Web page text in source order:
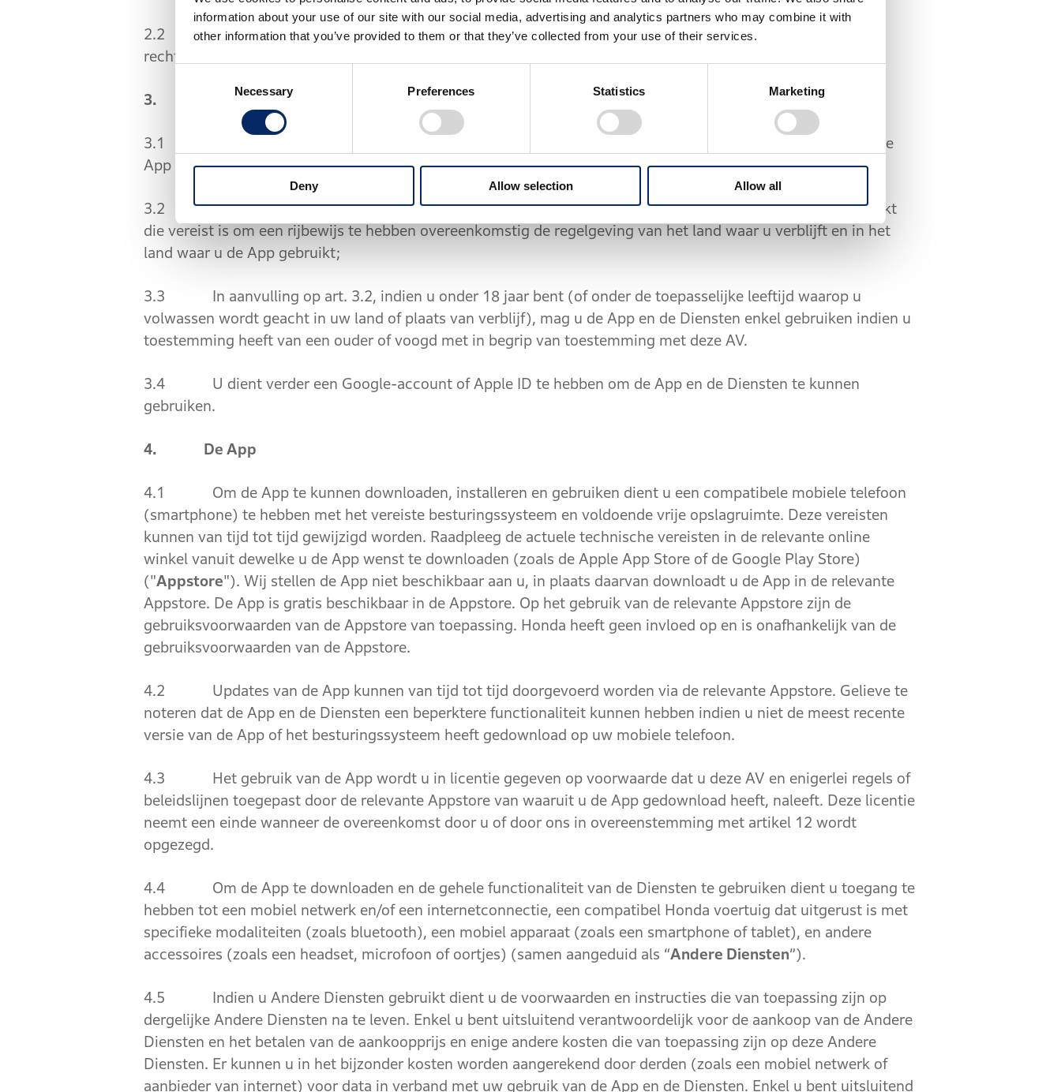
information about your use of our site with our social media, advertising and analytics partners who may combine it with
other information that you’ve provided to them or that they’ve collected from your use of their services.
Necessary Preferences Statistics Marketing
Deny Allow selection Allow all
2.2 Deze AV doen geen afbreuk aan de wettelijke rechten die u heeft ingevolge het dwingend nationaal
recht van uw verblijfplaats, zoals de toepasselijke consumentenwetgeving.
3. Gebruiksvoorwaarden
3.1 Enkel personen met een wettelijk verblijfrecht in België of Luxemburg kunnen gebruik maken van de
App en de Diensten.
3.2 Om de App en de Diensten te gebruiken moet u verder minstens de wettelijke leeftijd hebben bereikt
die vereist is om een rijbewijs te hebben overeenkomstig de regelgeving van het land waar u verblijft en in het
land waar u de App gebruikt;
3.3 In aanvulling op art. 3.2, indien u onder 18 jaar bent (of onder de toepasselijke leeftijd waarop u
volwassen wordt geacht in uw land of plaats van verblijf), mag u de App en de Diensten enkel gebruiken indien u
toestemming heeft van een ouder of voogd met in begrip van toestemming met deze AV.
3.4 U dient verder een Google-account of Apple ID te hebben om de App en de Diensten te kunnen
gebruiken.
4. De App
4.1 Om de App te kunnen downloaden, installeren en gebruiken dient u een compatibele mobiele telefoon
(smartphone) te hebben met het vereiste besturingssysteem en voldoende vrije opslagruimte. Deze vereisten
kunnen van tijd tot tijd gewijzigd worden. Raadpleeg de actuele technische vereisten in de relevante online
winkel vanuit dewelke u de App wenst te downloaden (zoals de Apple App Store of de Google Play Store)
("Appstore"). Wij stellen de App niet beschikbaar aan u, in plaats daarvan downloadt u de App in de relevante
Appstore. De App is gratis beschikbaar in de Appstore. Op het gebruik van de relevante Appstore zijn de
gebruiksvoorwaarden van de Appstore van toepassing. Honda heeft geen invloed op en is onafhankelijk van de
gebruiksvoorwaarden van de Appstore.
4.2 Updates van de App kunnen van tijd tot tijd doorgevoerd worden via de relevante Appstore. Gelieve te
noteren dat de App en de Diensten een beperktere functionaliteit kunnen hebben indien u niet de meest recente
versie van de App of het besturingssysteem heeft gedownload op uw mobiele telefoon.
4.3 Het gebruik van de App wordt u in licentie gegeven op voorwaarde dat u deze AV en enigerlei regels of
beleidslijnen toegepast door de relevante Appstore van waaruit u de App gedownload heeft, naleeft. Deze licentie
neemt een einde wanneer de overeenkomst door u of door ons in overeenstemming met artikel 12 wordt
opgezegd.
4.4 Om de App te downloaden en de gehele functionaliteit van de Diensten te gebruiken dient u toegang te
hebben tot een mobiel netwerk en/of een internetconnectie, een compatibel Honda voertuig dat uitgerust is met
specifieke modaliteiten (zoals bluetooth), een mobiel apparaat (zoals een smartphone of tablet), en andere
accessoires (zoals een headset, microfoon of oortjes) (samen aangeduid als “Andere Diensten”).
4.5 Indien u Andere Diensten gebruikt dient u de voorwaarden en instructies die van toepassing zijn op
dergelijke Andere Diensten na te leven. Enkel u bent uitsluitend verantwoordelijk voor de aankoop van de Andere
Diensten en het betalen van de aankoopprijs en enige andere kosten die van toepassing zijn op deze Andere
Diensten. Er kunnen u in het bijzonder kosten worden aangerekend door derden (zoals een mobiel netwerk of
aanbieder van internet) voor data in verband met uw gebruik van de App en de Diensten. Enkel u bent uitsluitend